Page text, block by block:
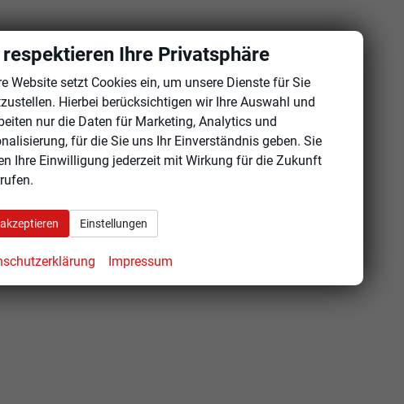
Ihre Privatsphäre
Website setzt Cookies ein, um unsere Dienste für Sie
Hierbei berücksichtigen wir Ihre Auswahl und
nur die Daten für Marketing, Analytics und
für die Sie uns Ihr Einverständnis geben. Sie
Ihre Einwilligung jederzeit mit Wirkung für die Zukunft
Einstellungen
Impressum